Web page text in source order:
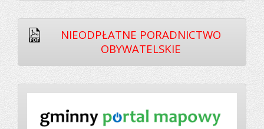
NIEODPŁATNE PORADNICTWO
OBYWATELSKIE